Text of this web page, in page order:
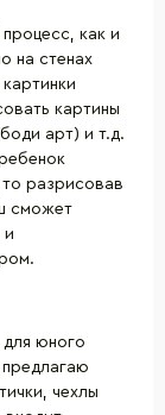
как и
на стенах
картины
арт) и т.д.
разрисовав
сможет
и
юного
чехлы